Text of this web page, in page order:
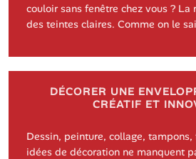
couloir sans fenêtre chez vous ? La
des teintes claires. Comme on le
DÉCORER UNE
CRÉATIF ET
Dessin, peinture, collage, tampons,
idées de décoration ne manquent